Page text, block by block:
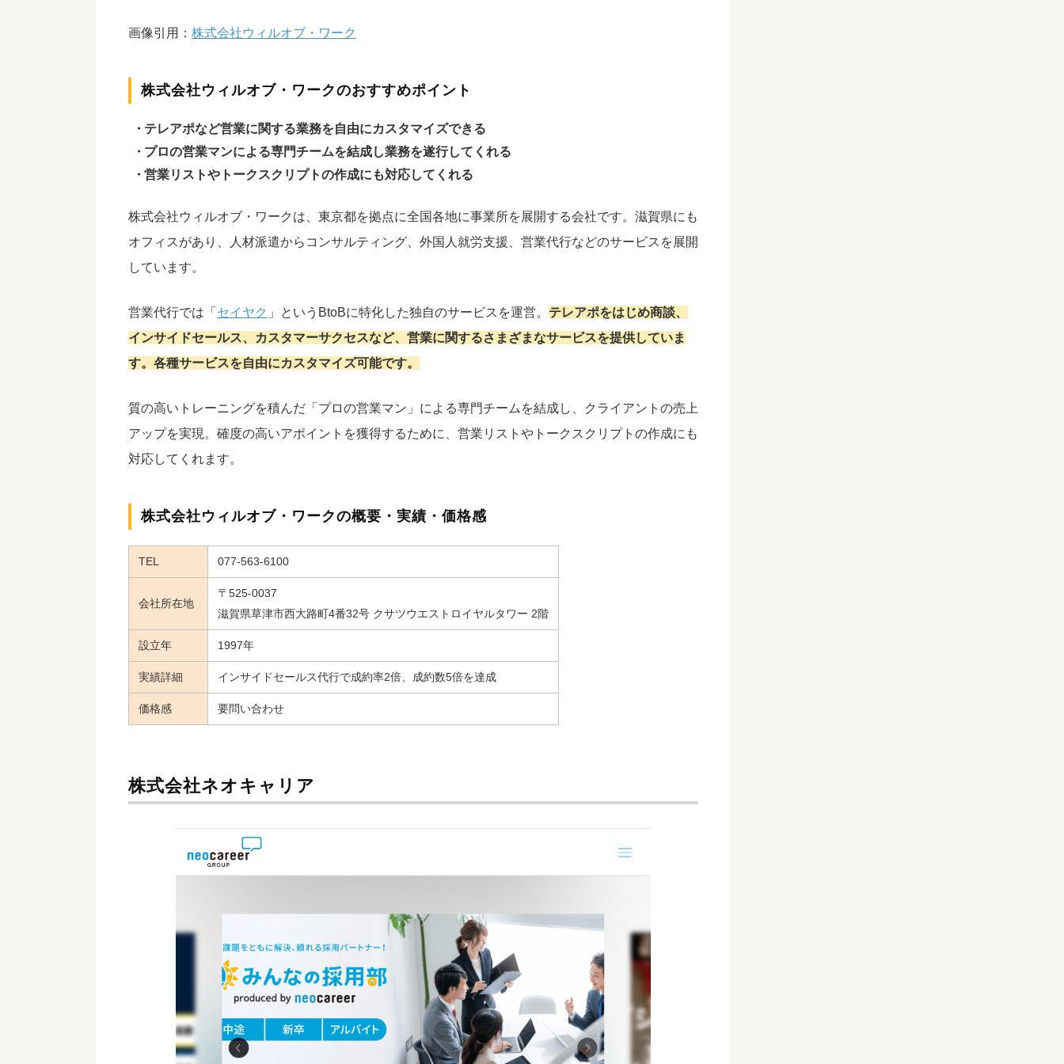
画像引用： 株式会社ウィルオブ・ワーク
株式会社ウィルオブ・ワークのおすすめポイント
テレアポなど営業に関する業務を自由にカスタマイズできる
プロの営業マンによる専門チームを結成し業務を遂行してくれる
営業リストやトークスクリプトの作成にも対応してくれる
株式会社ウィルオブ・ワークは、東京都を拠点に全国各地に事業所を展開する会社です。滋賀県にも
オフィスがあり、人材派遣からコンサルティング、外国人就労支援、営業代行などのサービスを展開
しています。
営業代行では「 セイヤク 」というBtoBに特化した独自のサービスを運営。 テレアポをはじめ商談、
インサイドセールス、カスタマーサクセスなど、営業に関するさまざまなサービスを提供していま
す。各種サービスを自由にカスタマイズ可能です。
質の高いトレーニングを積んだ「プロの営業マン」による専門チームを結成し、クライアントの売上
アップを実現。確度の高いアポイントを獲得するために、営業リストやトークスクリプトの作成にも
対応してくれます。
株式会社ウィルオブ・ワークの概要・実績・価格感
TEL 077-563-6100
会社所在地
〒525-0037
滋賀県草津市西大路町4番32号 クサツウエストロイヤルタワー 2階
設立年 1997年
実績詳細 インサイドセールス代行で成約率2倍、成約数5倍を達成
価格感 要問い合わせ
株式会社ネオキャリア